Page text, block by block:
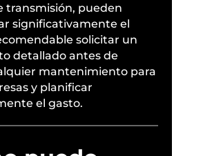
transmisión, pueden
significativamente el
solicitar un
detallado antes de
mantenimiento para
y planificar
el gasto.